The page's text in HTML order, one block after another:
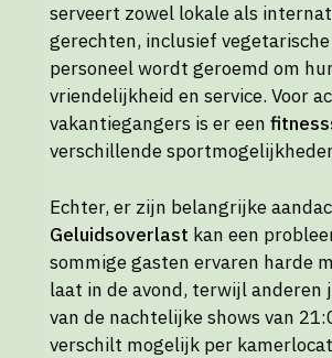
serveert zowel lokale als
gerechten, inclusief
personeel wordt geroemd om
vriendelijkheid en service. Voor
vakantiegangers is er een
verschillende
Echter, er zijn belangrijke
Geluidsoverlast kan een
sommige gasten ervaren harde
laat in de avond, terwijl anderen
van de nachtelijke shows van
verschilt mogelijk per